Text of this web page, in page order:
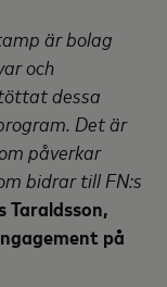
är bolag
och
dessa
Det är
påverkar
bidrar till FN:s
Taraldsson,
på